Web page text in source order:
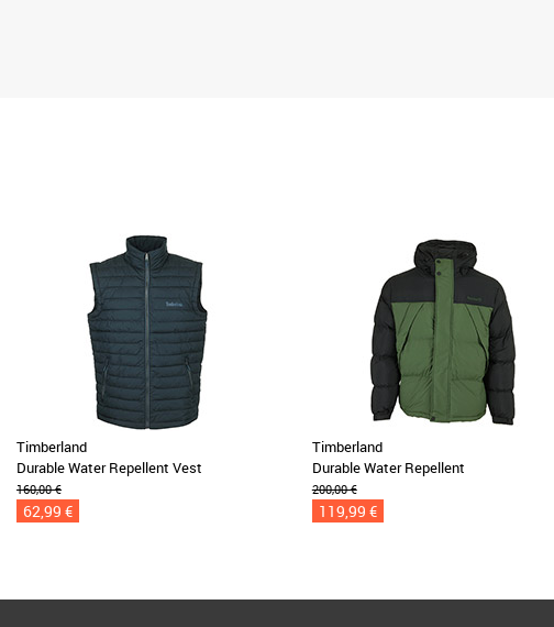
Timberland
Durable Water Repellent Vest
160,00 €
62,99 €
Timberland
Durable Water Repellent
200,00 €
119,99 €